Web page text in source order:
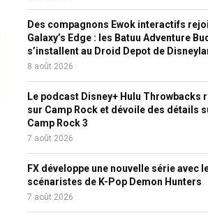
Des compagnons Ewok interactifs
Galaxy’s Edge : les Batuu Adventure
s’installent au Droid Depot de
8 août 2026
Le podcast Disney+ Hulu Throwbacks
sur Camp Rock et dévoile des détails
Camp Rock 3
7 août 2026
FX développe une nouvelle série avec
scénaristes de K-Pop Demon Hunters
7 août 2026